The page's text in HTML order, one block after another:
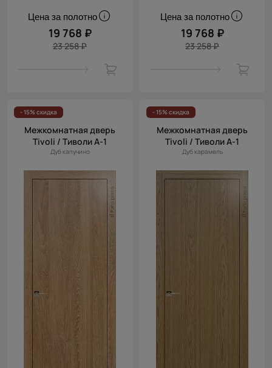
Цена за полотно
19 768 ₽
23 258 ₽
Цена за полотно
19 768 ₽
23 258 ₽
- 15% скидка
Межкомнатная дверь
Tivoli / Тиволи А-1
Дуб капучино
- 15% скидка
Межкомнатная дверь
Tivoli / Тиволи А-1
Дуб карамель